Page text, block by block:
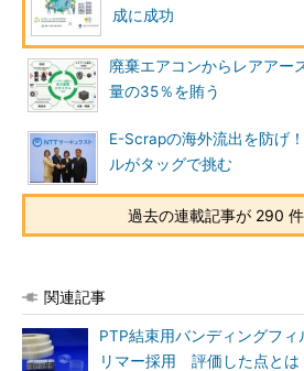
成に成功
廃棄エアコンからレアアー
量の35％を賄う
E-Scrapの海外流出を防げ
ルがタッグで挑む
過去の連載記事が 290
関連記事
PTP結束用バンディングフ
リマー採用 評価した点とは